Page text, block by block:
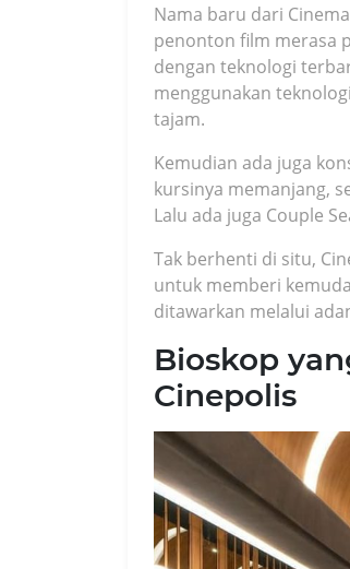
Nama baru dari
penonton film merasa
dengan teknologi
menggunakan
tajam.
Kemudian ada juga
kursinya memanjang,
Lalu ada juga Couple
Tak berhenti di situ,
untuk memberi
ditawarkan melalui
Bioskop
Cinepolis